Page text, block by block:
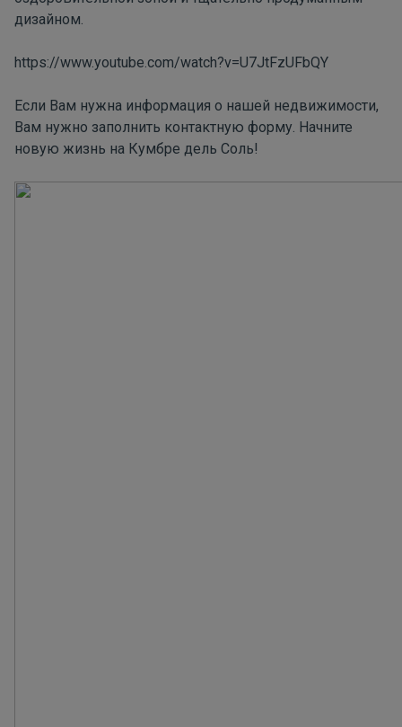
дизайном.
https://www.youtube.com/watch?v=U7JtFzUFbQY
Если Вам нужна информация о нашей недвижимости,
Вам нужно заполнить контактную форму. Начните
новую жизнь на Кумбре дель Соль!